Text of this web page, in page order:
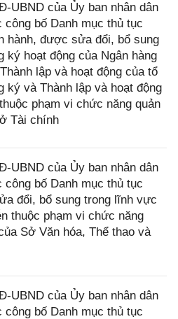
UBND của Ủy ban nhân dân
bố Danh mục thủ tục
hành, được sửa đổi, bổ sung
hoạt động của Ngân hàng
lập và hoạt động của tổ
ký và Thành lập và hoạt động
phạm vi chức năng quản
Tài chính
UBND của Ủy ban nhân dân
bố Danh mục thủ tục
đổi, bổ sung trong lĩnh vực
thuộc phạm vi chức năng
Sở Văn hóa, Thể thao và
UBND của Ủy ban nhân dân
bố Danh mục thủ tục